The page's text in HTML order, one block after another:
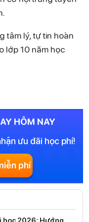
tâm lý, tự tin hoàn
lớp 10 năm học
HÔM NAY
ưu đãi học phí!
phí
2026: Hướng